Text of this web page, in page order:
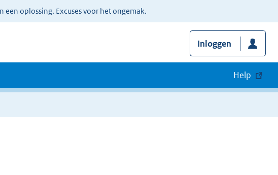
oplossing. Excuses voor het ongemak.
Inloggen
Help